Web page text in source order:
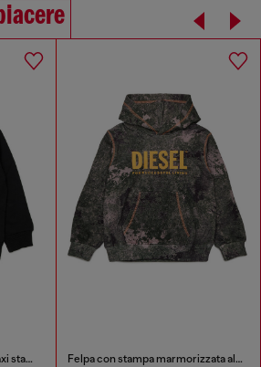
Felpa con scollo tondo e maxi stampa del logo Diesel Felpa con stampa marmorizzata all-over